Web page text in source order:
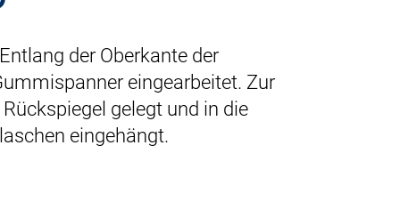
der Oberkante der
eingearbeitet. Zur
gelegt und in die
eingehängt.